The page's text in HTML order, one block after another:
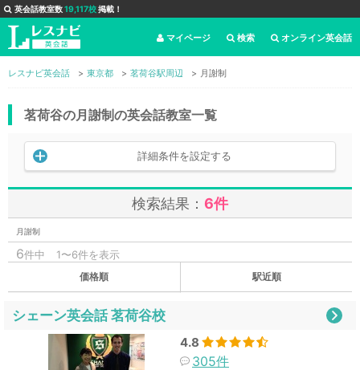
英会話教室数19,117校掲載！
オンライン英会話
検索
マイページ
レスナビ英会話 東京都 茗荷谷駅周辺 月謝制
茗荷谷の月謝制の英会話教室一覧
詳細条件を設定する
検索結果： 6件
月謝制
6件中 1〜6件を表示
価格順 駅近順
シェーン英会話 茗荷谷校
4.8
305件